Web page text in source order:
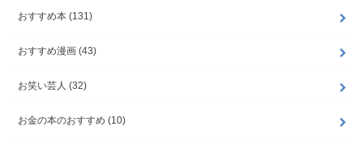
おすすめ本 (131)
おすすめ漫画 (43)
お笑い芸人 (32)
お金の本のおすすめ (10)